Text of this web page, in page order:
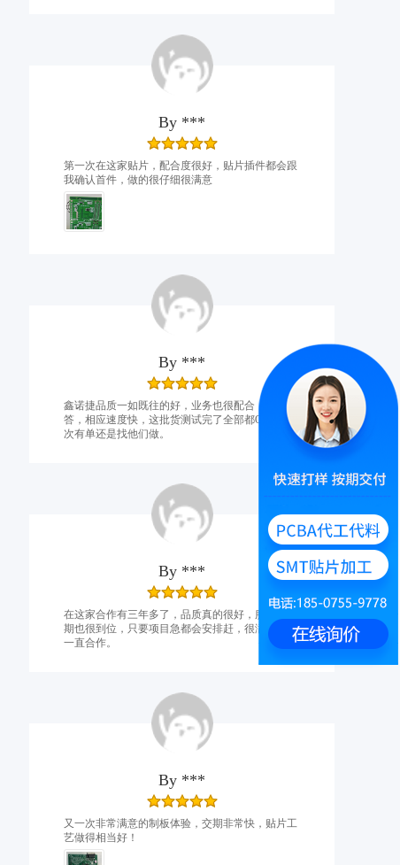
By ***
第一次在这家贴片，配合度很好，贴片插件都会跟
我确认首件，做的很仔细很满意
By ***
鑫诺捷品质一如既往的好，业务也很配合，有问必
答，相应速度快，这批货测试完了全部都OK，下
次有单还是找他们做。
By ***
在这家合作有三年多了，品质真的很好，服务和交
期也很到位，只要项目急都会安排赶，很满意，会
一直合作。
By ***
又一次非常满意的制板体验，交期非常快，贴片工
艺做得相当好！